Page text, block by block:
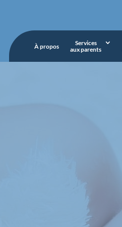
À propos
Services
aux parents